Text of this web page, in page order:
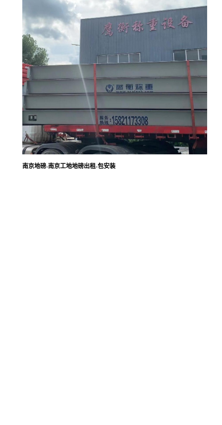
南京地磅-南京工地地磅出租-包安装